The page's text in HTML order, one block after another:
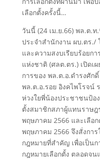
เลือกตั้งครั้งนี้…
วันนี้ (24 เม.ย.66) พล.ต.
ประจำสำนักงาน ผบ.ตร./
และความสงบเรียบร้อยก
แห่งชาติ (ศลต.ตร.) เปิดเ
การของ พล.ต.อ.ดำรงศัก
พล.ต.อ.รอย อิงคไพโรจน์
ห่วงใยพี่น้องประชาชนป้อ
ตั้งสมาชิกสภาผู้แทนราษ
พฤษภาคม 2566 และเลือ
พฤษภาคม 2566 จึงสั่งกา
กฎหมายที่สำคัญ เพื่อเป็น
กฎหมายเลือกตั้ง ตลอดจน